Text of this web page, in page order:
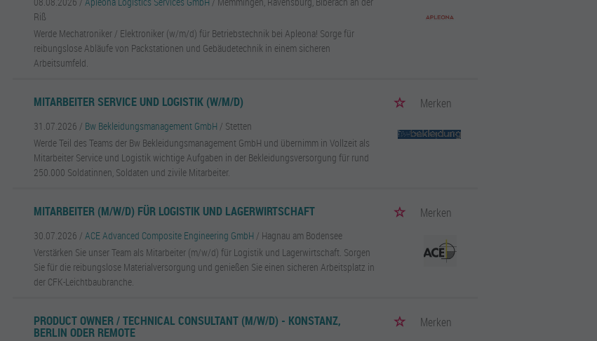
Riß
Werde Mechatroniker / Elektroniker (w/m/d) für Betriebstechnik bei Apleona! Sorge für
reibungslose Abläufe von Packstationen und Gebäudetechnik in einem sicheren
Arbeitsumfeld.
MITARBEITER SERVICE UND LOGISTIK (W/M/D) Merken
31.07.2026 / Bw Bekleidungsmanagement GmbH / Stetten
Werde Teil des Teams der Bw Bekleidungsmanagement GmbH und übernimm in Vollzeit als
Mitarbeiter Service und Logistik wichtige Aufgaben in der Bekleidungsversorgung für rund
250.000 Soldatinnen, Soldaten und zivile Mitarbeiter.
MITARBEITER (M/W/D) FÜR LOGISTIK UND LAGERWIRTSCHAFT Merken
30.07.2026 /ACE Advanced Composite Engineering GmbH / Hagnau am Bodensee
Verstärken Sie unser Team als Mitarbeiter (m/w/d) für Logistik und Lagerwirtschaft. Sorgen
Sie für die reibungslose Materialversorgung und genießen Sie einen sicheren Arbeitsplatz in
der CFK-Leichtbaubranche.
PRODUCT OWNER / TECHNICAL CONSULTANT (M/W/D) - KONSTANZ,
BERLIN ODER REMOTE
Merken